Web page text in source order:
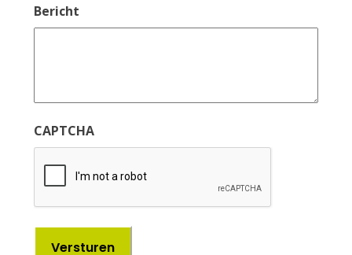
Bericht
CAPTCHA